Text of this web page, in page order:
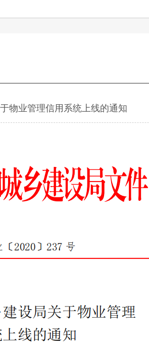
物业管理信用系统上线的通知